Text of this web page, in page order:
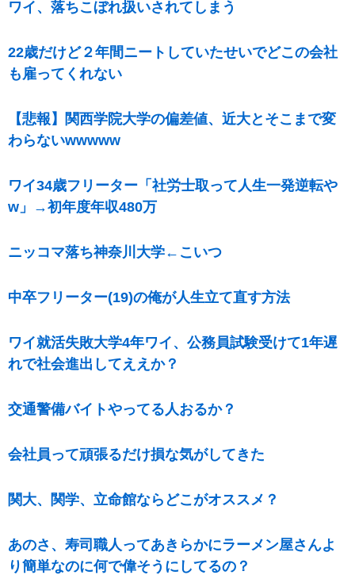
ワイ、落ちこぼれ扱いされてしまう
22歳だけど２年間ニートしていたせいでどこの会社
も雇ってくれない
【悲報】関西学院大学の偏差値、近大とそこまで変
わらないwwwww
ワイ34歳フリーター「社労士取って人生一発逆転や
w」→初年度年収480万
ニッコマ落ち神奈川大学←こいつ
中卒フリーター(19)の俺が人生立て直す方法
ワイ就活失敗大学4年ワイ、公務員試験受けて1年遅
れで社会進出してええか？
交通警備バイトやってる人おるか？
会社員って頑張るだけ損な気がしてきた
関大、関学、立命館ならどこがオススメ？
あのさ、寿司職人ってあきらかにラーメン屋さんよ
り簡単なのに何で偉そうにしてるの？